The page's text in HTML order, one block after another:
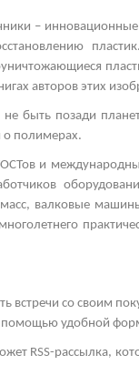
–
авторов этих
быть позади
о полимерах.
и
валковые
встречи со своим
с помощью удобной
RSS-рассылка,